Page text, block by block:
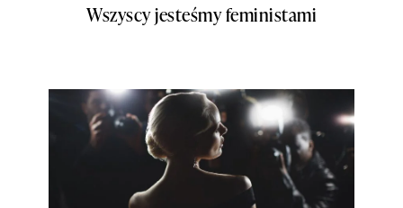
Wszyscy jesteśmy feministami